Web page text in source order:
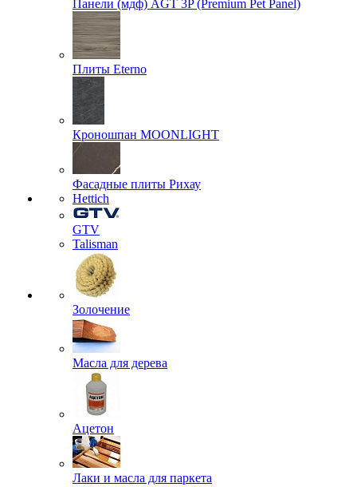
Панели (мдф) AGT 3P (Premium Pet Panel)
Плиты Eterno
Кроношпан MOONLIGHT
Фасадные плиты Рихау
Hettich
GTV
Talisman
Золочение
Масла для дерева
Ацетон
Лаки и масла для паркета